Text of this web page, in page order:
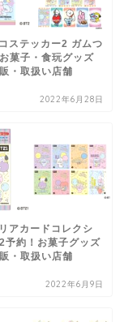
ステッカー2 ガムつ
菓子・食玩グッズ
・取扱い店舗
2022年6月28日
アカードコレクシ
予約！お菓子グッズ
・取扱い店舗
2022年6月9日